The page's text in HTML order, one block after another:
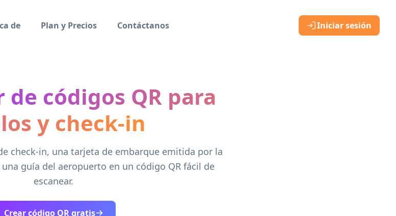
de Plan y Precios Contáctanos Iniciar sesión
de códigos QR para
y check-in
check-in, una tarjeta de embarque emitida por la
guía del aeropuerto en un código QR fácil de
escanear.
Crear código QR gratis